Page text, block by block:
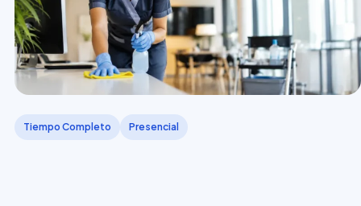
Tiempo Completo Presencial